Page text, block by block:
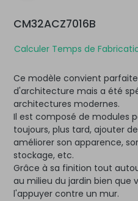
CM32ACZ7016B
Calculer Temps de
Ce modèle convient
d'architecture mais a été
architectures modernes.
Il est composé de modules
toujours, plus tard, ajouter
améliorer son apparence,
stockage, etc.
Grâce à sa finition tout
au milieu du jardin bien que
l'appuyer contre un mur.